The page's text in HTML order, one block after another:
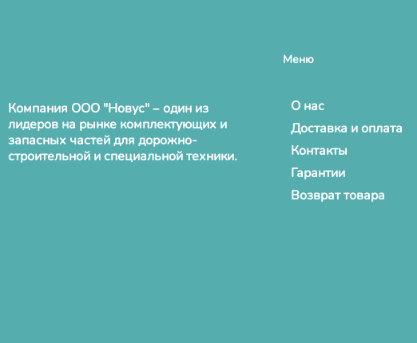
Компания ООО "Новус" – один из
лидеров на рынке комплектующих и
запасных частей для дорожно-
строительной и специальной техники.
Меню
О нас
Доставка и оплата
Контакты
Гарантии
Возврат товара